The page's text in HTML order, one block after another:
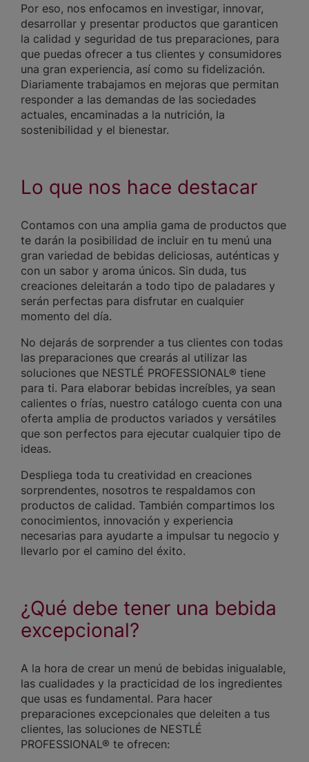
Por eso, nos enfocamos en investigar, innovar,
desarrollar y presentar productos que garanticen
la calidad y seguridad de tus preparaciones, para
que puedas ofrecer a tus clientes y consumidores
una gran experiencia, así como su fidelización.
Diariamente trabajamos en mejoras que permitan
responder a las demandas de las sociedades
actuales, encaminadas a la nutrición, la
sostenibilidad y el bienestar.
Lo que nos hace destacar
Contamos con una amplia gama de productos que
te darán la posibilidad de incluir en tu menú una
gran variedad de bebidas deliciosas, auténticas y
con un sabor y aroma únicos. Sin duda, tus
creaciones deleitarán a todo tipo de paladares y
serán perfectas para disfrutar en cualquier
momento del día.
No dejarás de sorprender a tus clientes con todas
las preparaciones que crearás al utilizar las
soluciones que NESTLÉ PROFESSIONAL® tiene
para ti. Para elaborar bebidas increíbles, ya sean
calientes o frías, nuestro catálogo cuenta con una
oferta amplia de productos variados y versátiles
que son perfectos para ejecutar cualquier tipo de
ideas.
Despliega toda tu creatividad en creaciones
sorprendentes, nosotros te respaldamos con
productos de calidad. También compartimos los
conocimientos, innovación y experiencia
necesarias para ayudarte a impulsar tu negocio y
llevarlo por el camino del éxito.
¿Qué debe tener una bebida
excepcional?
A la hora de crear un menú de bebidas inigualable,
las cualidades y la practicidad de los ingredientes
que usas es fundamental. Para hacer
preparaciones excepcionales que deleiten a tus
clientes, las soluciones de NESTLÉ
PROFESSIONAL® te ofrecen: